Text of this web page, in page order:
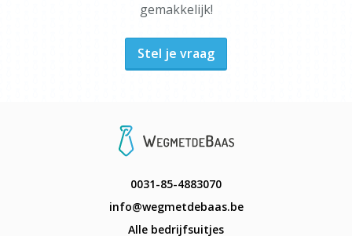
gemakkelijk!
Stel je vraag
0031-85-4883070
info@wegmetdebaas.be
Alle bedrijfsuitjes